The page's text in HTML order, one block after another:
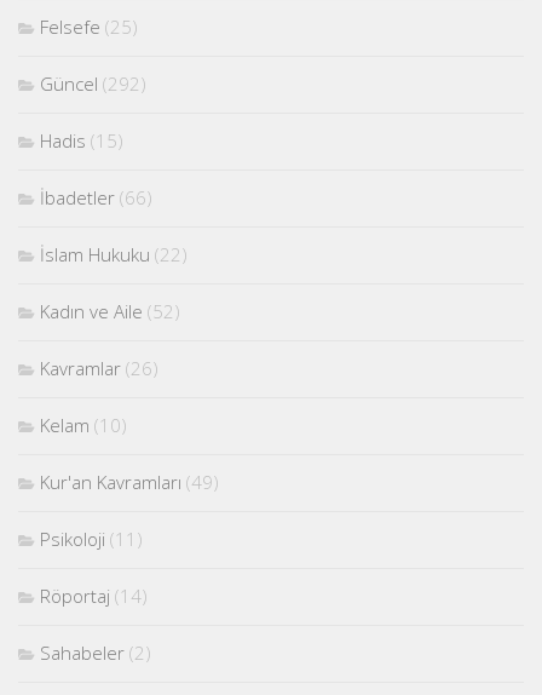
Felsefe (25)
Güncel (292)
Hadis (15)
İbadetler (66)
İslam Hukuku (22)
Kadın ve Aile (52)
Kavramlar (26)
Kelam (10)
Kur'an Kavramları (49)
Psikoloji (11)
Röportaj (14)
Sahabeler (2)